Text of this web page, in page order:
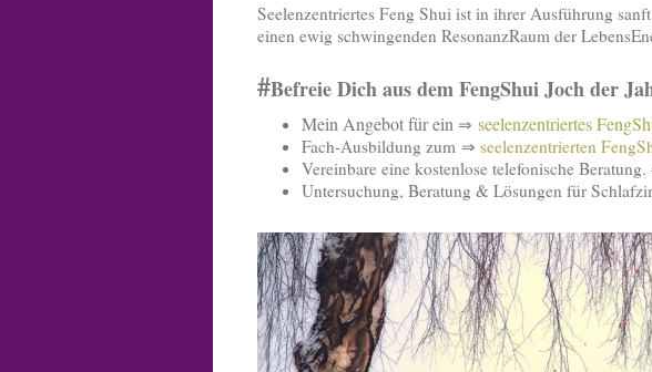
Seelenzentriertes Feng Shui ist in ihrer Ausführung
einen ewig schwingenden ResonanzRaum der
#Befreie Dich aus dem FengShui Joch der
Mein Angebot für ein ⇒ seelenzentriertes
Fach-Ausbildung zum ⇒ seelenzentrierten
Vereinbare eine kostenlose telefonische
Untersuchung, Beratung & Lösungen für